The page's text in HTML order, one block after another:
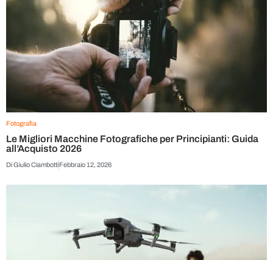
Fotografia
Le Migliori Macchine Fotografiche per Principianti: Guida
all’Acquisto 2026
DiGiulio CiambottiFebbraio 12, 2026